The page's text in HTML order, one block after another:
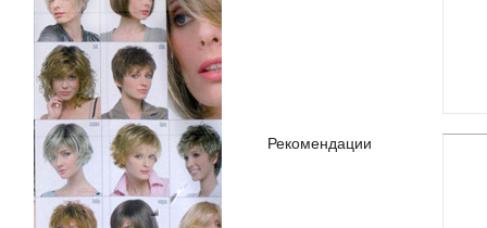
Рекомендации